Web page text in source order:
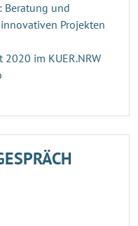
Beratung und
Projekten
im KUER.NRW